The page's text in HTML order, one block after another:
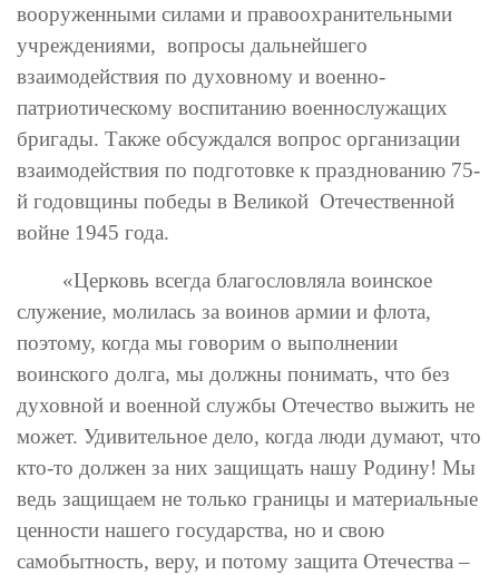
вооруженными силами и правоохранительными
учреждениями, вопросы дальнейшего
взаимодействия по духовному и военно-
патриотическому воспитанию военнослужащих
бригады. Также обсуждался вопрос организации
взаимодействия по подготовке к празднованию 75-
й годовщины победы в Великой Отечественной
войне 1945 года.
«Церковь всегда благословляла воинское
служение, молилась за воинов армии и флота,
поэтому, когда мы говорим о выполнении
воинского долга, мы должны понимать, что без
духовной и военной службы Отечество выжить не
может. Удивительное дело, когда люди думают, что
кто-то должен за них защищать нашу Родину! Мы
ведь защищаем не только границы и материальные
ценности нашего государства, но и свою
самобытность, веру, и потому защита Отечества –